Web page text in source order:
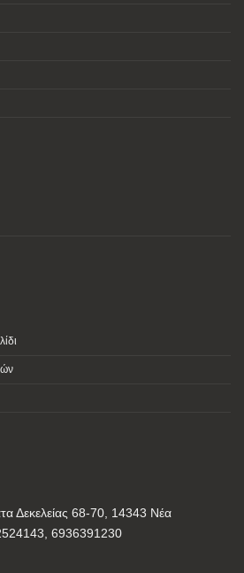
Δεκελείας 68-70, 14343 Νέα
6936391230